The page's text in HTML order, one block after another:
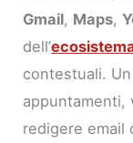
Gmail, Maps,
dell’
contestuali.
appuntamenti,
redigere email